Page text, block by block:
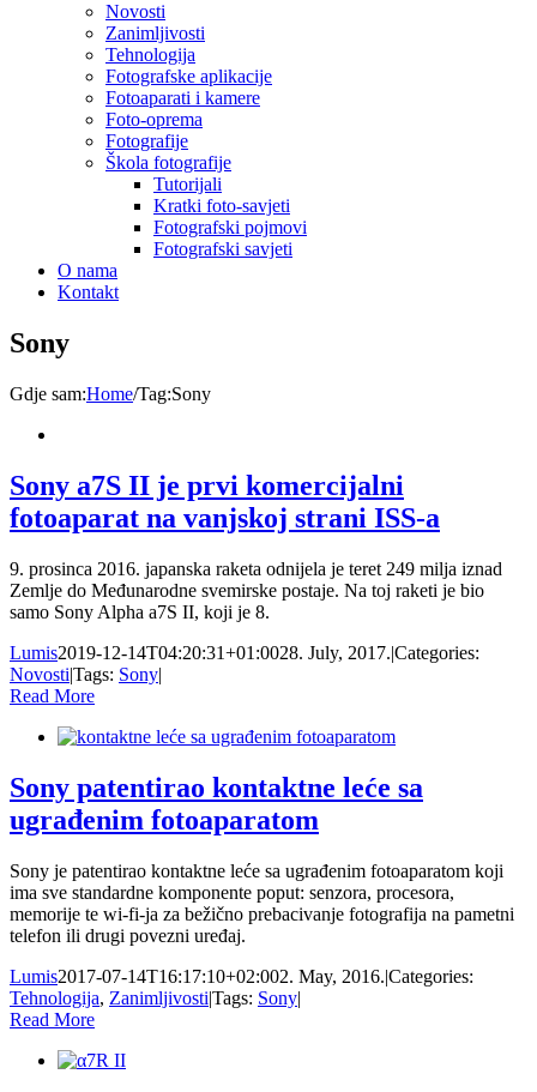
Novosti
Zanimljivosti
Tehnologija
Fotografske aplikacije
Fotoaparati i kamere
Foto-oprema
Fotografije
Škola fotografije
Tutorijali
Kratki foto-savjeti
Fotografski pojmovi
Fotografski savjeti
O nama
Kontakt
Sony
Gdje sam:Home/Tag:Sony
Sony a7S II je prvi komercijalni
fotoaparat na vanjskoj strani ISS-a
9. prosinca 2016. japanska raketa odnijela je teret 249 milja iznad
Zemlje do Međunarodne svemirske postaje. Na toj raketi je bio
samo Sony Alpha a7S II, koji je 8.
Lumis2019-12-14T04:20:31+01:0028. July, 2017.|Categories:
Novosti|Tags: Sony|
Read More
Sony patentirao kontaktne leće sa
ugrađenim fotoaparatom
Sony je patentirao kontaktne leće sa ugrađenim fotoaparatom koji
ima sve standardne komponente poput: senzora, procesora,
memorije te wi-fi-ja za bežično prebacivanje fotografija na pametni
telefon ili drugi povezni uređaj.
Lumis2017-07-14T16:17:10+02:002. May, 2016.|Categories:
Tehnologija, Zanimljivosti|Tags: Sony|
Read More